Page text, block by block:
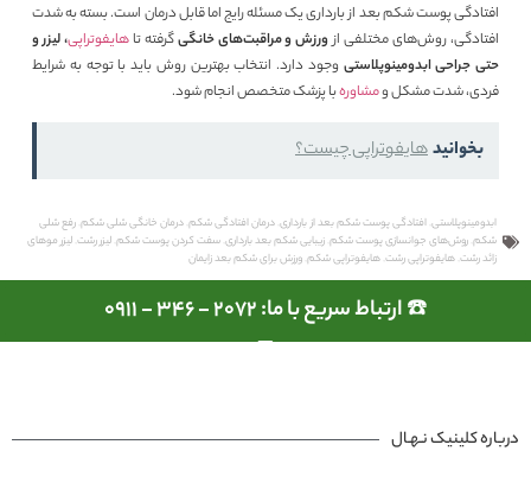
افتادگی پوست شکم بعد از بارداری یک مسئله رایج اما قابل درمان است. بسته به شدت
افتادگی، روش‌های مختلفی ازورزش و مراقبت‌های خانگیگرفته تاهایفوتراپی، لیزر و
حتی جراحی ابدومینوپلاستی وجود دارد. انتخاب بهترین روش باید با توجه به شرایط
فردی، شدت مشکل ومشاورهبا پزشک متخصص انجام شود.
بخوانیدهایفوتراپی چیست؟
ابدومینوپلاستی افتادگی پوست شکم بعد از بارداری درمان افتادگی شکم درمان خانگی شلی شکم رفع شلی
شکم روش‌های جوانسازی پوست شکم زیبایی شکم بعد بارداری سفت کردن پوست شکم لیزر رشت لیزر موهای
زائد رشت هایفوتراپی رشت هایفوتراپی شکم ورزش برای شکم بعد زایمان
☎️ ارتباط سریع با ما: 2072 - 346 - 0911
درباره کلینیک نـهـال